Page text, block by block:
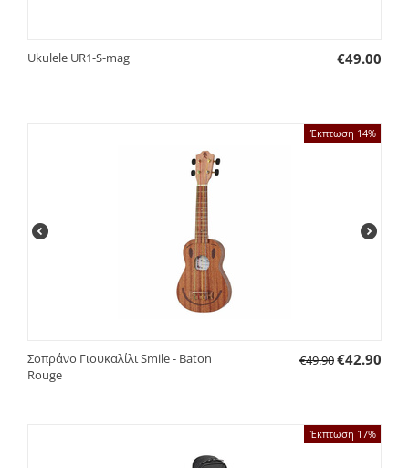
Ukulele UR1-S-mag €49.00
Έκπτωση 14%
Σοπράνο Γιουκαλίλι Smile - Baton
Rouge
€49.90€42.90
Έκπτωση 17%